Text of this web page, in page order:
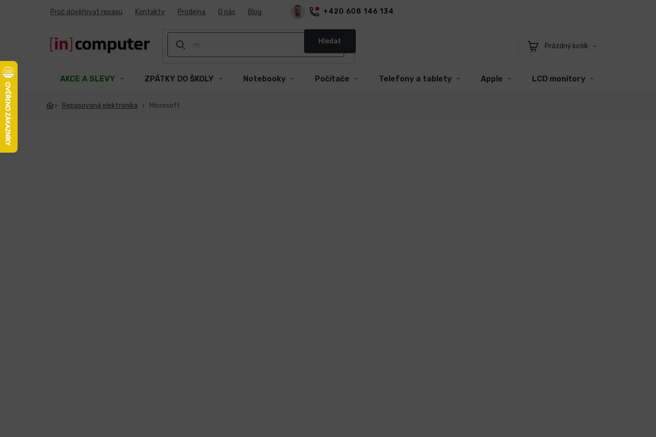
+420 608 146 134
Proč důvěřovat repasu Kontakty Prodejna O nás Blog
Hledat
Nákupní
Prázdný košík
AKCE A SLEVY ZPÁTKY DO ŠKOLY Notebooky Počítače Telefony a tablety Apple LCD monitory
Repasovaná elektronika Microsoft